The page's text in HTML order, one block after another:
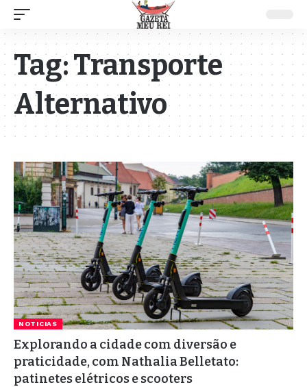
Tag:Transporte
Alternativo
NOTICIAS
Explorando a cidade com diversão e
praticidade, com Nathalia Belletato:
patinetes elétricos e scooters